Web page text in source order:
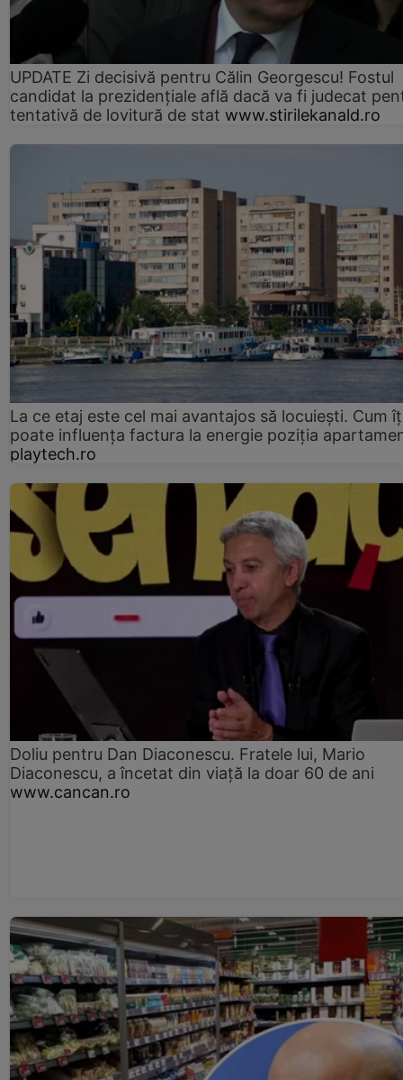
UPDATE Zi decisivă pentru Călin Georgescu! Fostul
candidat la prezidențiale află dacă va fi judecat
tentativă de lovitură de stat www.stirilekanald.ro
La ce etaj este cel mai avantajos să locuiești. Cum
poate influența factura la energie poziția
playtech.ro
Doliu pentru Dan Diaconescu. Fratele lui, Mario
Diaconescu, a încetat din viață la doar 60 de ani
www.cancan.ro